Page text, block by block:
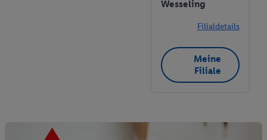
Wesseling
Filialdetails
Meine
Filiale